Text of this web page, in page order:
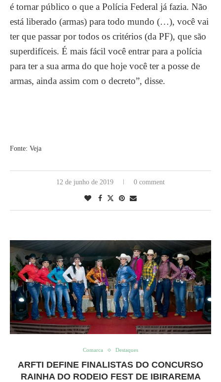
é tornar público o que a Polícia Federal já fazia. Não
está liberado (armas) para todo mundo (…), você vai
ter que passar por todos os critérios (da PF), que são
superdifíceis. É mais fácil você entrar para a polícia
para ter a sua arma do que hoje você ter a posse de
armas, ainda assim com o decreto”, disse.
Fonte: Veja
12 de junho de 2019 0 comment
Comarca Destaques
ARFTI DEFINE FINALISTAS DO CONCURSO
RAINHA DO RODEIO FEST DE IBIRAREMA